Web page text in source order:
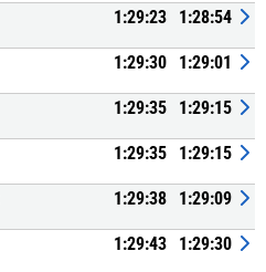
1:29:23 1:28:54
1:29:30 1:29:01
1:29:35 1:29:15
1:29:35 1:29:15
1:29:38 1:29:09
1:29:43 1:29:30